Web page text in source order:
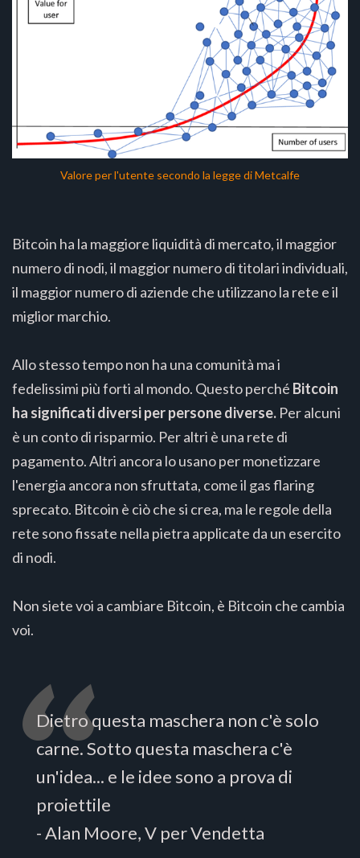
Valore per l'utente secondo la legge di Metcalfe
Bitcoin ha la maggiore liquidità di mercato, il maggior
numero di nodi, il maggior numero di titolari individuali,
il maggior numero di aziende che utilizzano la rete e il
miglior marchio.
Allo stesso tempo non ha una comunità ma i
fedelissimi più forti al mondo. Questo perché Bitcoin
ha significati diversi per persone diverse. Per alcuni
è un conto di risparmio. Per altri è una rete di
pagamento. Altri ancora lo usano per monetizzare
l'energia ancora non sfruttata, come il gas flaring
sprecato. Bitcoin è ciò che si crea, ma le regole della
rete sono fissate nella pietra applicate da un esercito
di nodi.
Non siete voi a cambiare Bitcoin, è Bitcoin che cambia
voi.
Dietro questa maschera non c'è solo
carne. Sotto questa maschera c'è
un'idea... e le idee sono a prova di
proiettile
- Alan Moore, V per Vendetta